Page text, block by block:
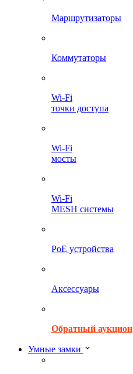
Маршрутизаторы
Коммутаторы
Wi-Fi
точки доступа
Wi-Fi
мосты
Wi-Fi
MESH системы
PoE устройства
Аксессуары
Обратный аукцион
Умные замки